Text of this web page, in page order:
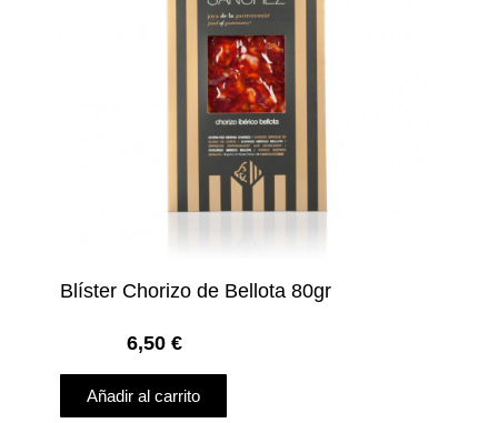
Blíster Chorizo de Bellota 80gr
6,50 €
Añadir al carrito